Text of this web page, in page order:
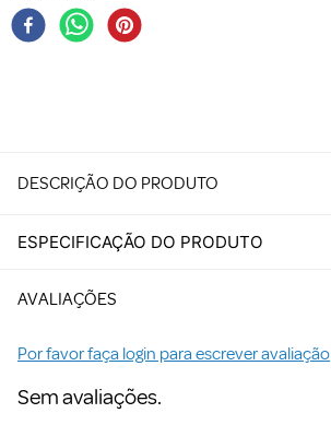
DESCRIÇÃO DO PRODUTO
ESPECIFICAÇÃO DO PRODUTO
AVALIAÇÕES
Por favor faça login para escrever avaliação
Sem avaliações.